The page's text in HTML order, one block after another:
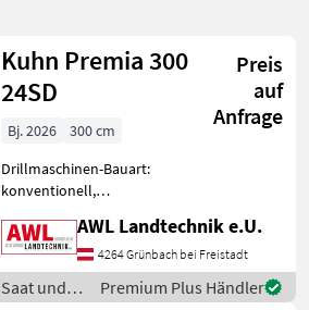
Kuhn Premia 300
24SD
Preis
auf
Anfrage
Bj. 2026
300 cm
Drillmaschinen-Bauart:
konventionell,
Einscheibenschare,
Extrastriegel,
Fahrgassenschaltung Kuhn
Sämaschine Premia 300
AWL Landtechnik e.U.
4264 Grünbach bei Freistadt
Saat und
Premium Plus Händler